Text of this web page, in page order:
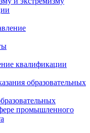
квалификации
образовательных
промышленного